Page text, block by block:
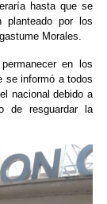
hasta que se
planteado por los
Morales.
en los
se informó a todos
nacional debido a
de resguardar la